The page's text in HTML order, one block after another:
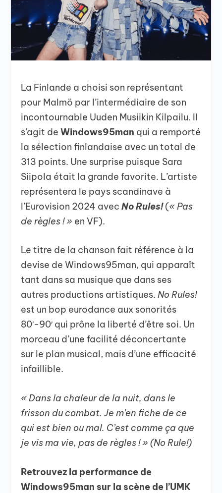
La Finlande a choisi son représentant
pour Malmö par l’intermédiaire de son
incontournable Uuden Musiikin Kilpailu. Il
s’agit deWindows95man qui a remporté
la sélection finlandaise avec un total de
313 points. Une surprise puisque Sara
Siipola était la grande favorite. L’artiste
représentera le pays scandinave à
l’Eurovision 2024 avecNo Rules!(« Pas
de règles ! » en VF).
Le titre de la chanson fait référence à la
devise de Windows95man, qui apparaît
tant dans sa musique que dans ses
autres productions artistiques.No Rules!
est un bop eurodance aux sonorités
80′-90′ qui prône la liberté d’être soi. Un
morceau d’une facilité déconcertante
sur le plan musical, mais d’une efficacité
infaillible.
« Dans la chaleur de la nuit, dans le
frisson du combat. Je m’en fiche de ce
qui est bien ou mal. C’est comme ça que
je vis ma vie, pas de règles ! » (No Rule!)
Retrouvez la performance de
Windows95man sur la scène de l’UMK